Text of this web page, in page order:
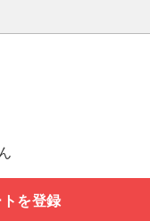
を登録